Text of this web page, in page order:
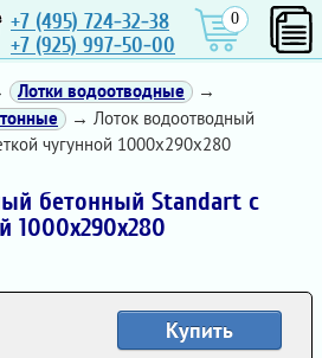
+7 (495) 724-32-38
+7 (925) 997-50-00
0
Лотки водоотводные
→
→ Лоток водоотводный
чугунной 1000x290x280
бетонный Standart с
1000x290x280
Купить